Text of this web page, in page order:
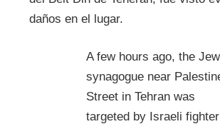
daños en el lugar.
A few hours ago, the
synagogue near
Street in Tehran was
targeted by Israeli fighter